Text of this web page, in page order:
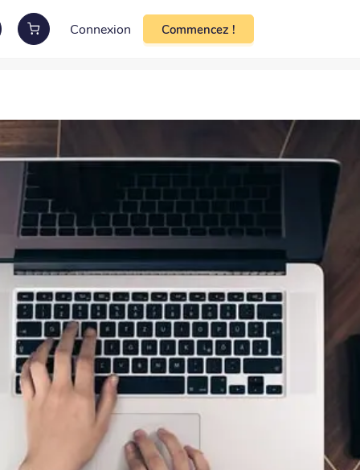
Connexion Commencez !